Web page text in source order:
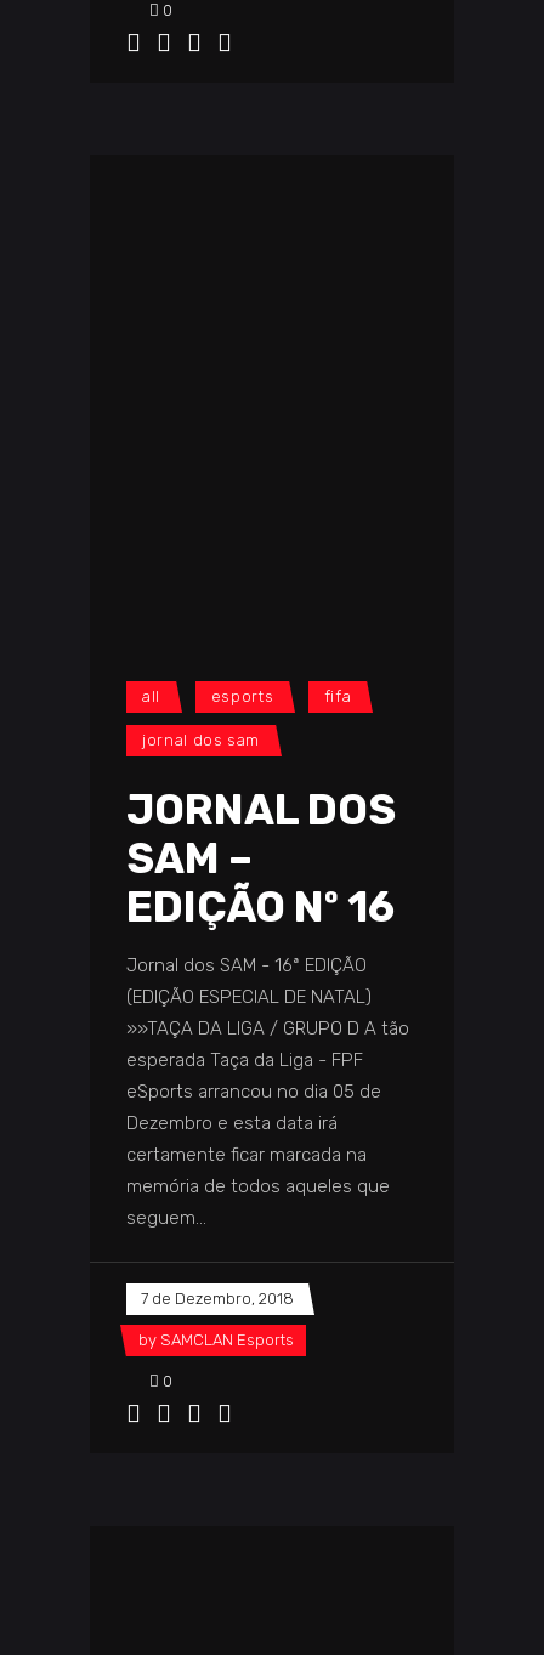
0
all esports fifa
jornal dos sam
JORNAL DOS
SAM –
EDIÇÃO Nº 16
Jornal dos SAM - 16ª EDIÇÃO
(EDIÇÃO ESPECIAL DE NATAL)
»»TAÇA DA LIGA / GRUPO D A tão
esperada Taça da Liga - FPF
eSports arrancou no dia 05 de
Dezembro e esta data irá
certamente ficar marcada na
memória de todos aqueles que
seguem
7 de Dezembro, 2018
by SAMCLAN Esports
0